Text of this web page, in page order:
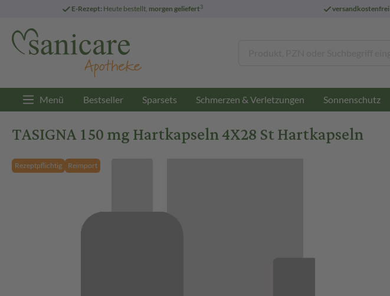
E-Rezept: Heute bestellt, morgen geliefert3 versandkostenfrei
Menü Bestseller Sparsets Schmerzen & Verletzungen Sonnenschutz
TASIGNA 150 mg Hartkapseln 4X28 St Hartkapseln
Rezeptpflichtig Reimport